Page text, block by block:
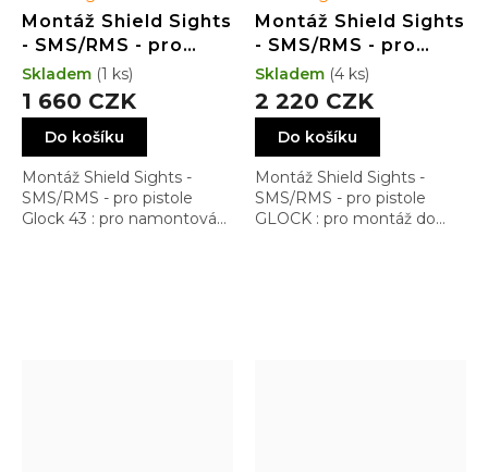
Montáž Shield Sights
- SMS/RMS - pro
pistole Glock 43 -
Dovetail Low Profile
1 660 CZK
Do košíku
Montáž Shield Sights -
SMS/RMS - pro pistole
Glock 43 : pro namontování
Skladem (1 ks)
Montáž Shield Sights
- SMS/RMS - pro
pistole GLOCK - MOS
2 220 CZK
Do košíku
Montáž Shield Sights -
SMS/RMS - pro pistole
GLOCK : pro montáž do
Skladem (4 ks)